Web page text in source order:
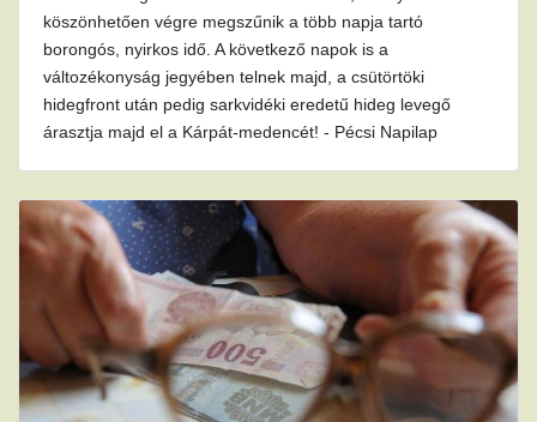
köszönhetően végre megszűnik a több napja tartó
borongós, nyirkos idő. A következő napok is a
változékonyság jegyében telnek majd, a csütörtöki
hidegfront után pedig sarkvidéki eredetű hideg levegő
árasztja majd el a Kárpát-medencét! - Pécsi Napilap